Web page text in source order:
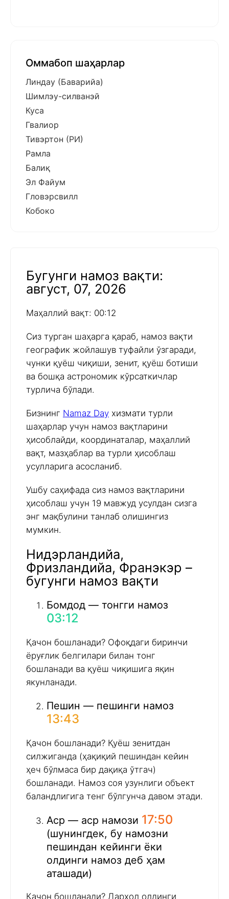
Оммабоп шаҳарлар
Линдау (Баварийа)
Шимлэу-силванэй
Куса
Гвалиор
Тивэртон (РИ)
Рамла
Балиқ
Эл Файум
Гловэрсвилл
Кобоко
Бугунги намоз вақти:
август, 07, 2026
Маҳаллий вақт: 00:12
Сиз турган шаҳарга қараб, намоз вақти
географик жойлашув туфайли ўзгаради,
чунки қуёш чиқиши, зенит, қуёш ботиши
ва бошқа астрономик кўрсаткичлар
турлича бўлади.
Бизнинг Namaz Day хизмати турли
шаҳарлар учун намоз вақтларини
ҳисоблайди, координаталар, маҳаллий
вақт, мазҳаблар ва турли ҳисоблаш
усулларига асосланиб.
Ушбу саҳифада сиз намоз вақтларини
ҳисоблаш учун 19 мавжуд усулдан сизга
энг мақбулини танлаб олишингиз
мумкин.
Нидэрландийа,
Фризландийа, Франэкэр –
бугунги намоз вақти
Бомдод — тонгги намоз
03:12
Қачон бошланади? Офоқдаги биринчи
ёруғлик белгилари билан тонг
бошланади ва қуёш чиқишига яқин
якунланади.
Пешин — пешинги намоз
13:43
Қачон бошланади? Қуёш зенитдан
силжиганда (ҳақиқий пешиндан кейин
ҳеч бўлмаса бир дақиқа ўтгач)
бошланади. Намоз соя узунлиги объект
баландлигига тенг бўлгунча давом этади.
Аср — аср намози 17:50
(шунингдек, бу намозни
пешиндан кейинги ёки
олдинги намоз деб ҳам
аташади)
Қачон бошланади? Дарҳол олдинги